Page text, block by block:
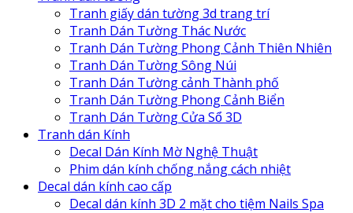
Tranh giấy dán tường 3d trang trí
Tranh Dán Tường Thác Nước
Tranh Dán Tường Phong Cảnh Thiên Nhiên
Tranh Dán Tường Sông Núi
Tranh Dán Tường cảnh Thành phố
Tranh Dán Tường Phong Cảnh Biển
Tranh Dán Tường Cửa Sổ 3D
Tranh dán Kính
Decal Dán Kính Mờ Nghệ Thuật
Phim dán kính chống nắng cách nhiệt
Decal dán kính cao cấp
Decal dán kính 3D 2 mặt cho tiệm Nails Spa